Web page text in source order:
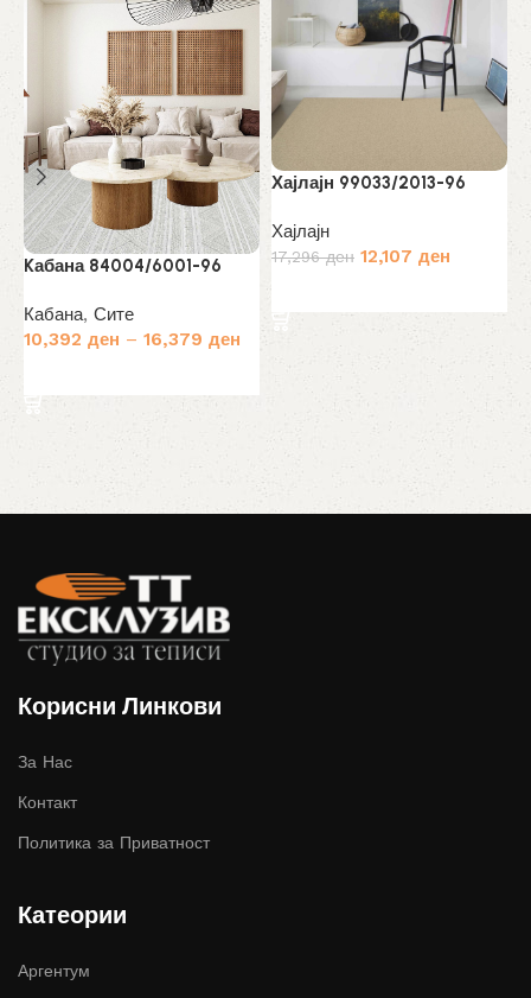
Kабана 84004/6001-96
Кабана, Сите
10,392 ден – 16,379 ден
Хајлајн 99033/2013-96
Хајлајн
17,296ден Original
12,107 ден
Корисни Линкови
За Нас
Контакт
Политика за Приватност
Катеории
Аргентум